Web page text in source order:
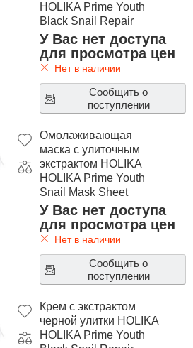
HOLIKA Prime Youth
Black Snail Repair
Hydro-gel Mask
У Вас нет доступа
для просмотра цен
Нет в наличии
Сообщить о
поступлении
Омолаживающая
маска с улиточным
экстрактом HOLIKA
HOLIKA Prime Youth
Snail Mask Sheet
У Вас нет доступа
для просмотра цен
Нет в наличии
Сообщить о
поступлении
Крем с экстрактом
черной улитки HOLIKA
HOLIKA Prime Youth